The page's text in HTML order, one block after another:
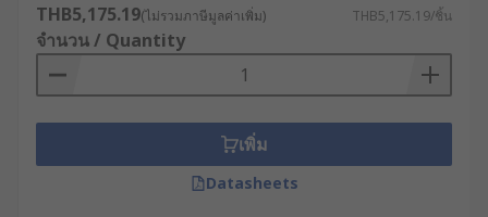
THB5,175.19(ไม่รวมภาษีมูลค่าเพิ่ม) THB5,175.19/ชิ้น
จำนวน / Quantity
เพิ่ม
Datasheets